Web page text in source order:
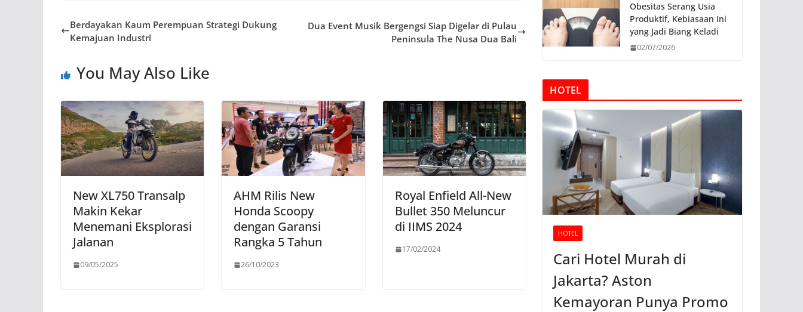
Berdayakan Kaum Perempuan Strategi Dukung
Kemajuan Industri
Dua Event Musik Bergengsi Siap Digelar di Pulau
Peninsula The Nusa Dua Bali
You May Also Like
New XL750 Transalp
Makin Kekar
Menemani Eksplorasi
Jalanan
09/05/2025
AHM Rilis New
Honda Scoopy
dengan Garansi
Rangka 5 Tahun
26/10/2023
Royal Enfield All-New
Bullet 350 Meluncur
di IIMS 2024
17/02/2024
Obesitas Serang Usia
Produktif, Kebiasaan Ini
yang Jadi Biang Keladi
02/07/2026
HOTEL
HOTEL
Cari Hotel Murah di
Jakarta? Aston
Kemayoran Punya Promo